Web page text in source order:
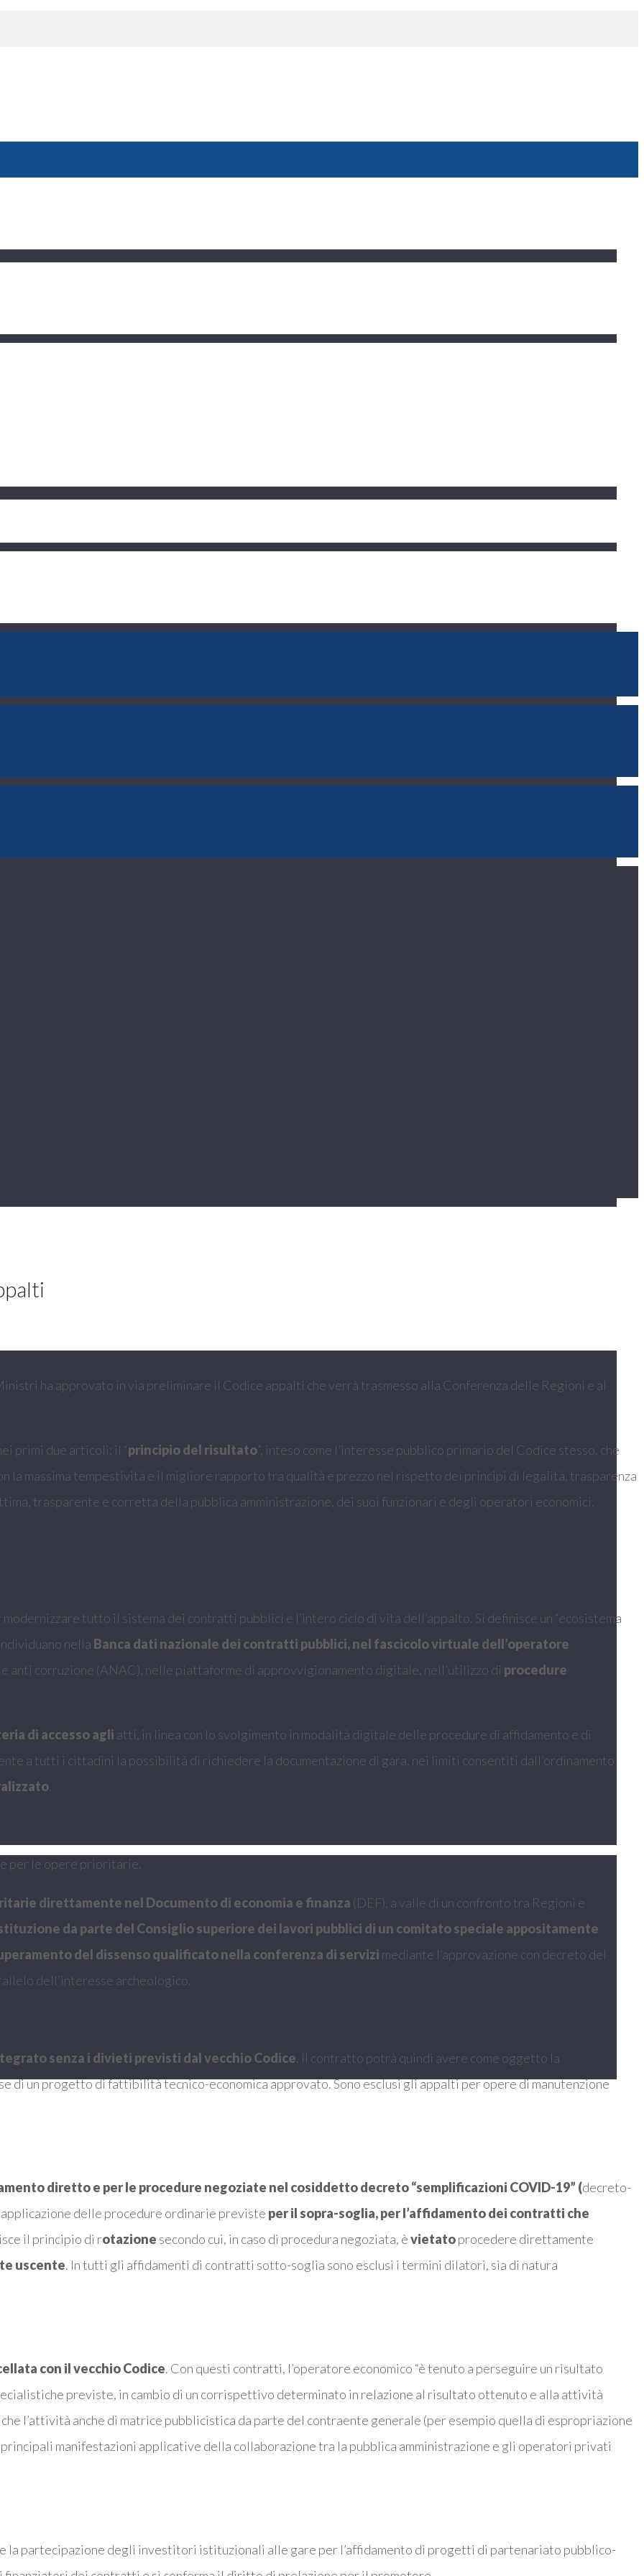
ha approvato in via preliminare il Codice appalti che verrà trasmesso alla Conferenza delle Regioni e al
primi due articoli: il “principio del risultato”, inteso come l’interesse pubblico primario del Codice stesso, che
la massima tempestività e il migliore rapporto tra qualità e prezzo nel rispetto dei principi di legalità, trasparenza
trasparente e corretta della pubblica amministrazione, dei suoi funzionari e degli operatori economici.
tutto il sistema dei contratti pubblici e l’intero ciclo di vita dell’appalto. Si definisce un “ecosistema
nella Banca dati nazionale dei contratti pubblici, nel fascicolo virtuale dell’operatore
anti corruzione (ANAC), nelle piattaforme di approvvigionamento digitale, nell’utilizzo di procedure
di accesso agli atti, in linea con lo svolgimento in modalità digitale delle procedure di affidamento e di
a tutti i cittadini la possibilità di richiedere la documentazione di gara, nei limiti consentiti dall’ordinamento
.
per le opere prioritarie.
direttamente nel Documento di economia e finanza (DEF), a valle di un confronto tra Regioni e
da parte del Consiglio superiore dei lavori pubblici di un comitato speciale appositamente
del dissenso qualificato nella conferenza di servizi mediante l’approvazione con decreto del
dell’interesse archeologico.
senza i divieti previsti dal vecchio Codice. Il contratto potrà quindi avere come oggetto la
di un progetto di fattibilità tecnico-economica approvato. Sono esclusi gli appalti per opere di manutenzione
diretto e per le procedure negoziate nel cosiddetto decreto “semplificazioni COVID-19” (decreto-
applicazione delle procedure ordinarie previste per il sopra-soglia, per l’affidamento dei contratti che
il principio di rotazione secondo cui, in caso di procedura negoziata, èvietatoprocedere direttamente
uscente. In tutti gli affidamenti di contratti sotto-soglia sono esclusi i termini dilatori, sia di natura
con il vecchio Codice. Con questi contratti, l’operatore economico “è tenuto a perseguire un risultato
previste, in cambio di un corrispettivo determinato in relazione al risultato ottenuto e alla attività
l’attività anche di matrice pubblicistica da parte del contraente generale (per esempio quella di espropriazione
manifestazioni applicative della collaborazione tra la pubblica amministrazione e gli operatori privati
la partecipazione degli investitori istituzionali alle gare per l’affidamento di progetti di partenariato pubblico-